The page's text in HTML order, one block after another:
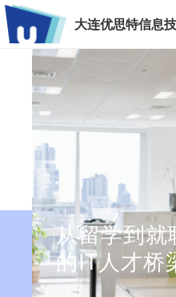
大连优思特信息
从留学到
的IT人才桥